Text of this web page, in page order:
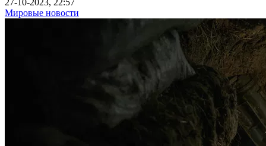
27-10-2023, 22:57
Мировые новости